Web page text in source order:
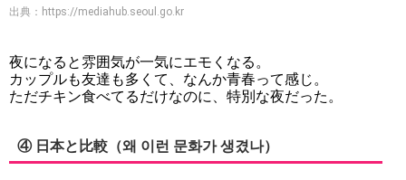
出典： https://mediahub.seoul.go.kr
夜になると雰囲気が一気にエモくなる。
カップルも友達も多くて、なんか青春って感じ。
ただチキン食べてるだけなのに、特別な夜だった。
④ 日本と比較（왜 이런 문화가 생겼나）